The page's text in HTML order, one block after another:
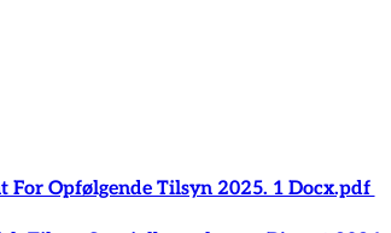
Opfølgende Tilsyn 2025. 1 Docx.pdf